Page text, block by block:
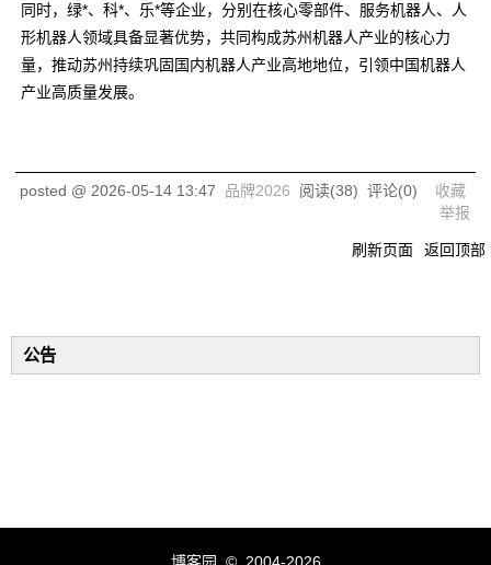
同时，绿*、科*、乐*等企业，分别在核心零部件、服务机器人、人
形机器人领域具备显著优势，共同构成苏州机器人产业的核心力
量，推动苏州持续巩固国内机器人产业高地地位，引领中国机器人
产业高质量发展。
posted @ 2026-05-14 13:47 品牌2026 阅读(38) 评论(0) 收藏
举报
刷新页面 返回顶部
公告